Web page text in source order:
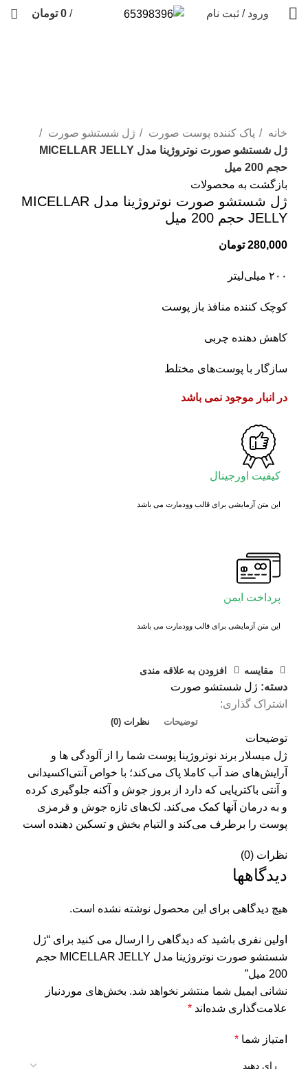
ورود / ثبت نام /
0 تومان
خانه
پاک کننده پوست صورت
ژل شستشو صورت
ژل شستشو صورت نوتروژینا مدل MICELLAR JELLY
حجم 200 میل
بازگشت به محصولات
ژل شستشو صورت نوتروژینا مدل MICELLAR
JELLY حجم 200 میل
280,000 تومان
۲۰۰ میلی‌لیتر
کوچک کننده منافذ باز پوست
کاهش دهنده چربی
سازگار با پوست‌های مختلط
در انبار موجود نمی باشد
کیفیت اورجینال
این متن آزمایشی برای قالب وودمارت می باشد
پرداخت ایمن
این متن آزمایشی برای قالب وودمارت می باشد
مقايسه افزودن به علاقه مندی
دسته: ژل شستشو صورت
اشتراک گذاری:
توضیحات نظرات (0)
توضیحات
ژل میسلار برند نوتروژینا پوست شما را از آلودگی ها و
آرایش‌های ضد آب کاملا پاک می‌کند؛ با خواص آنتی‌اکسیدانی
و آنتی باکتریایی که دارد از بروز جوش و آکنه جلوگیری کرده
و به درمان آنها کمک می‌کند. لک‌های تازه جوش و قرمزی
پوست را برطرف می‌کند و التیام بخش و تسکین دهنده است
نظرات (0)
دیدگاهها
هیچ دیدگاهی برای این محصول نوشته نشده است.
اولین نفری باشید که دیدگاهی را ارسال می کنید برای “ژل
شستشو صورت نوتروژینا مدل MICELLAR JELLY حجم
200 میل”
نشانی ایمیل شما منتشر نخواهد شد. بخش‌های موردنیاز
علامت‌گذاری شده‌اند *
امتیاز شما *